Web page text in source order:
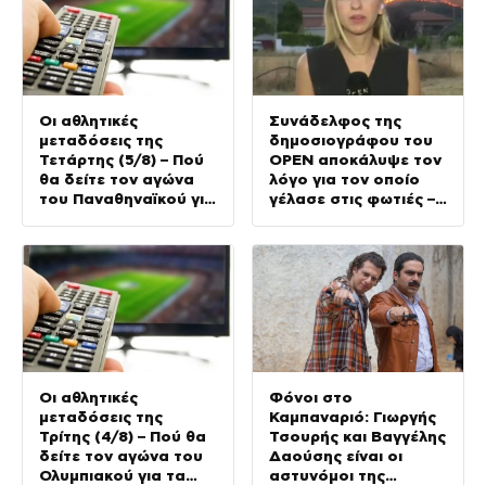
Οι αθλητικές
μεταδόσεις της
Τετάρτης (5/8) – Πού
θα δείτε τον αγώνα
του Παναθηναϊκού για
Συνάδελφος της
δημοσιογράφου του
OPEN αποκάλυψε τον
λόγο για τον οποίο
γέλασε στις φωτιές –
Οι αθλητικές
μεταδόσεις της
Τρίτης (4/8) – Πού θα
δείτε τον αγώνα του
Ολυμπιακού για τα
Φόνοι στο
Καμπαναριό: Γιωργής
Τσουρής και Βαγγέλης
Δαούσης είναι οι
αστυνόμοι της